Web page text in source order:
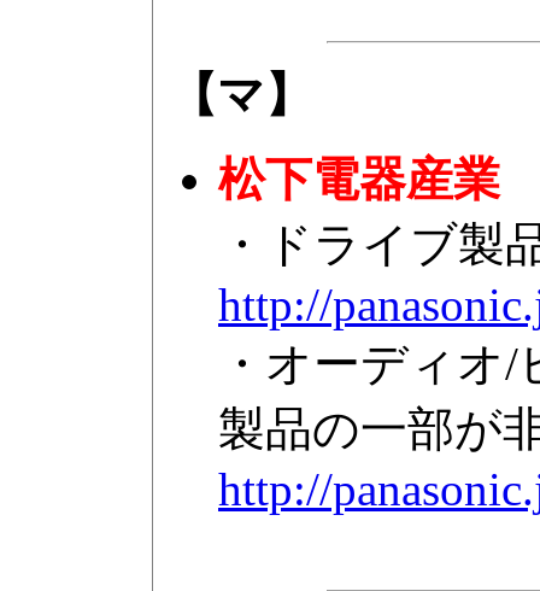
【マ】
松下電器産業
・ドライブ製
http://
・オーディオ
製品の一部が
http://